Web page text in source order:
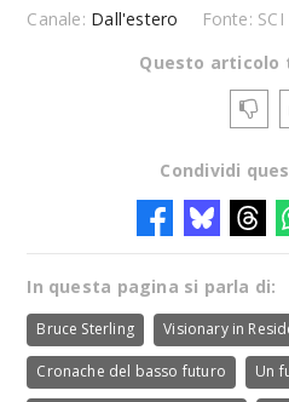
Canale: Dall'estero
Fonte:
Questo articolo
Condividi
In questa pagina si parla di:
Bruce Sterling Visionary in
Cronache del basso futuro Un